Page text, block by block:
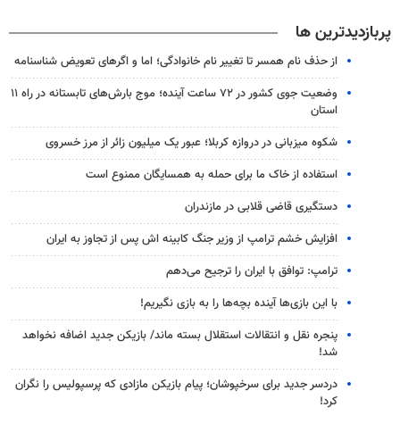
پربازدیدترین ها
از حذف نام همسر تا تغییر نام خانوادگی؛ اما و اگرهای تعویض شناسنامه
وضعیت جوی کشور در ۷۲ ساعت آینده؛ موج بارش‌های تابستانه در راه ۱۱
استان
شکوه میزبانی در دروازه کربلا؛ عبور یک میلیون زائر از مرز خسروی
استفاده از خاک ما برای حمله به همسایگان ممنوع است
دستگیری قاضی قلابی در مازندران
افزایش خشم ترامپ از وزیر جنگ کابینه اش پس از تجاوز به ایران
ترامپ: توافق با ایران را ترجیح می‌دهم
با این بازی‌ها آینده بچه‌ها را به بازی نگیریم!
پنجره‌ نقل و انتقالات استقلال بسته ماند/ بازیکن جدید اضافه نخواهد
شد!
دردسر جدید برای سرخپوشان؛ پیام بازیکن مازادی که پرسپولیس را نگران
کرد!